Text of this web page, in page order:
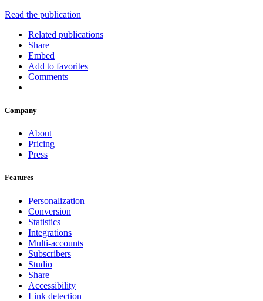
Read the publication
Related publications
Share
Embed
Add to favorites
Comments
Company
About
Pricing
Press
Features
Personalization
Conversion
Statistics
Integrations
Multi-accounts
Subscribers
Studio
Share
Accessibility
Link detection